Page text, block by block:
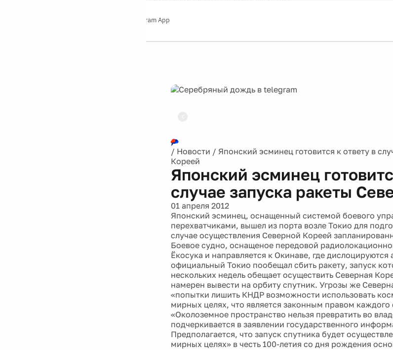
Telegram App
/ Новости / Японский эсминец готовится к ответу в
Кореей
Японский эсминец
случае запуска ракеты
01 апреля 2012
Японский эсминец, оснащенный системой боевого
перехватчиками, вышел из порта возле Токио для
случае осуществления Северной Кореей
Боевое судно, оснащеное передовой
Ёкосука и направляется к Окинаве, где
официальный Токио пообещал сбить ракету, запуск
нескольких недель обещает осуществить Северная
намерен вывести на орбиту спутник. Угрозы же
«попытки лишить КНДР возможности использовать
мирных целях, что является законным правом каждого
«Околоземное пространство нельзя превратить во
подчеркивается в заявлении государственного
Предполагается, что запуск спутника будет
мирных целях» в честь 100-летия со дня рождения